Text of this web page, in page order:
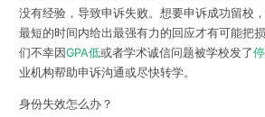
没有经验，导致申诉失败。想要申诉成功留校
最短的时间内给出最强有力的回应才有可能把
们不幸因GPA低或者学术诚信问题被学校发了
业机构帮助申诉沟通或尽快转学。
身份失效怎么办？